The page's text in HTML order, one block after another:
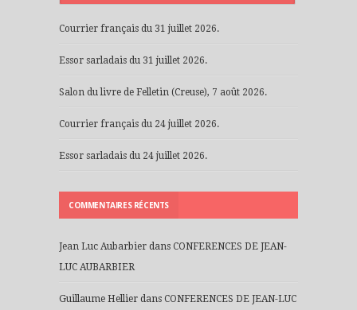
Courrier français du 31 juillet 2026.
Essor sarladais du 31 juillet 2026.
Salon du livre de Felletin (Creuse), 7 août 2026.
Courrier français du 24 juillet 2026.
Essor sarladais du 24 juillet 2026.
COMMENTAIRES RÉCENTS
Jean Luc Aubarbier dans CONFERENCES DE JEAN-
LUC AUBARBIER
Guillaume Hellier dans CONFERENCES DE JEAN-LUC